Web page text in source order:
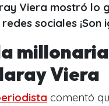
Viera mostró lo
sociales ¡Son
Viera
comentó